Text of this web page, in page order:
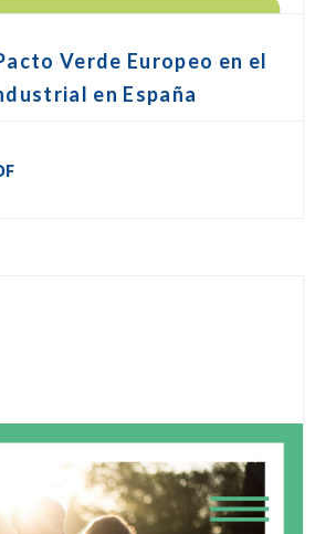
Verde Europeo en el
en España